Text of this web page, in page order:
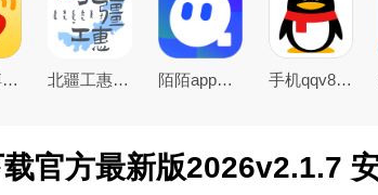
新浪微博app下载2026官方最新版 北疆工惠下载2025最新版 陌陌app下载2026最新官方版 手机qqv8.5.0官方正式版
官方最新版2026v2.1.7